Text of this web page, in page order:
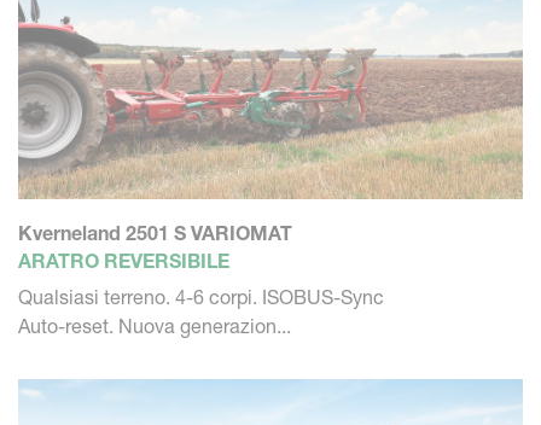
Kverneland 2501 S VARIOMAT
ARATRO REVERSIBILE
Qualsiasi terreno. 4-6 corpi. ISOBUS-Sync
Auto-reset. Nuova generazion...